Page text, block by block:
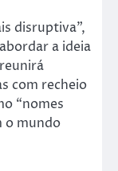
disruptiva”,
a ideia
com recheio
“nomes
o mundo